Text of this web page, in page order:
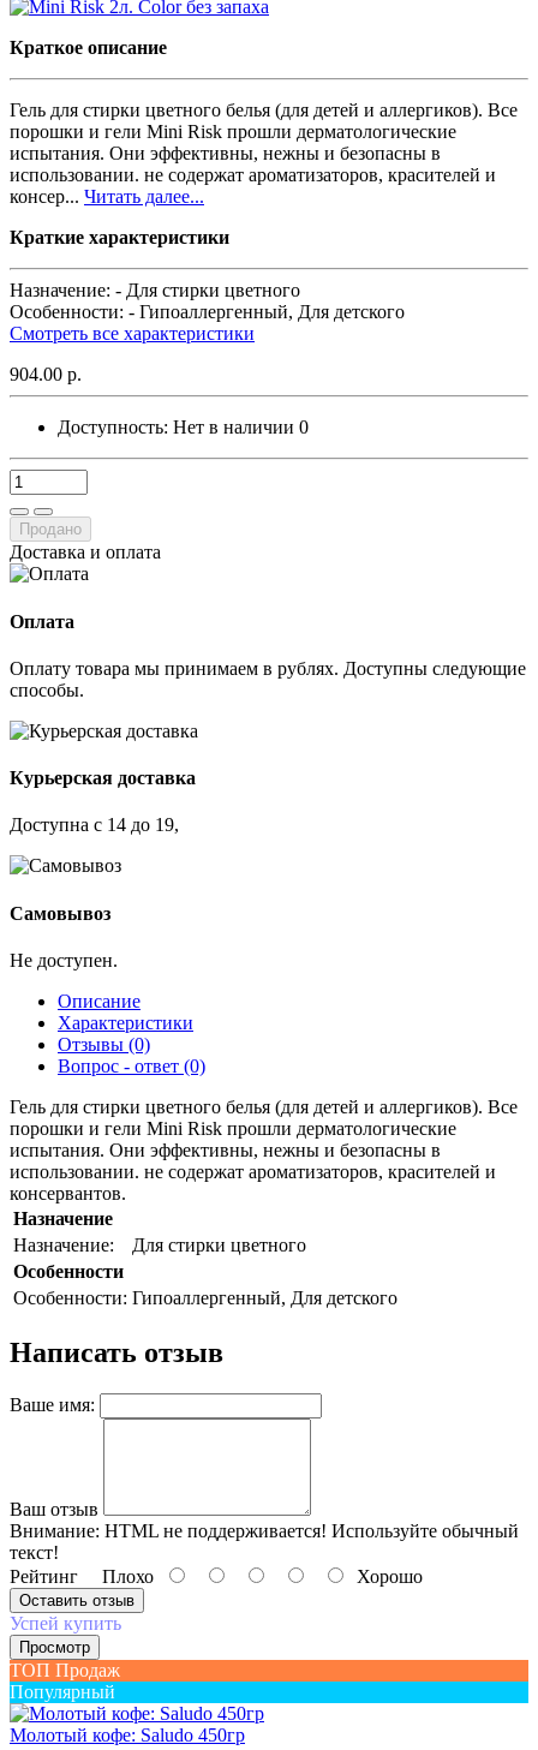
Краткое описание
Гель для стирки цветного белья (для детей и аллергиков). Все
порошки и гели Mini Risk прошли дерматологические
испытания. Они эффективны, нежны и безопасны в
использовании. не содержат ароматизаторов, красителей и
консер... Читать далее...
Краткие характеристики
Назначение: - Для стирки цветного
Особенности: - Гипоаллергенный, Для детского
Смотреть все характеристики
904.00 р.
Доступность: Нет в наличии 0
Продано
Доставка и оплата
Оплата
Оплату товара мы принимаем в рублях. Доступны следующие
способы.
Курьерская доставка
Доступна с 14 до 19,
Самовывоз
Не доступен.
Описание
Характеристики
Отзывы (0)
Вопрос - ответ (0)
Гель для стирки цветного белья (для детей и аллергиков). Все
порошки и гели Mini Risk прошли дерматологические
испытания. Они эффективны, нежны и безопасны в
использовании. не содержат ароматизаторов, красителей и
консервантов.
Назначение
Назначение:
Для стирки цветного
Особенности
Особенности: Гипоаллергенный, Для детского
Написать отзыв
Ваше имя:
Ваш отзыв
Внимание: HTML не поддерживается! Используйте обычный
текст!
Рейтинг Плохо Хорошо
Оставить отзыв
Успей купить
Просмотр
ТОП Продаж
Популярный
Молотый кофе: Saludo 450гр